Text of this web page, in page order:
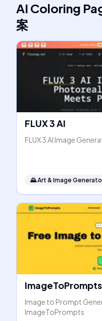
AI Coloring
案
FLUX 3 AI
FLUX 3 AI Image
🌄Art & Image
ImageToPrompts
Image to Prompt
ImageToPrompts